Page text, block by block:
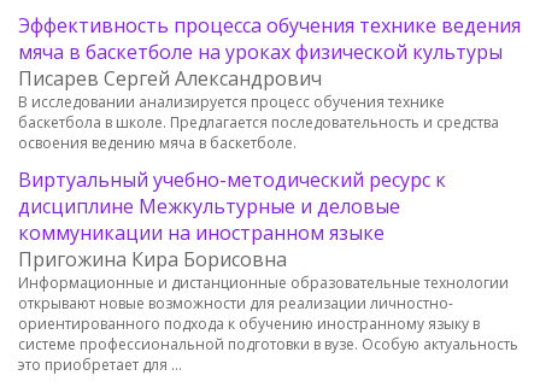
Эффективность процесса обучения технике ведения
мяча в баскетболе на уроках физической культуры
Писарев Сергей Александрович
В исследовании анализируется процесс обучения технике
баскетбола в школе. Предлагается последовательность и средства
освоения ведению мяча в баскетболе.
Виртуальный учебно-методический ресурс к
дисциплине Межкультурные и деловые
коммуникации на иностранном языке
Пригожина Кира Борисовна
Информационные и дистанционные образовательные технологии
открывают новые возможности для реализации личностно-
ориентированного подхода к обучению иностранному языку в
системе профессиональной подготовки в вузе. Особую актуальность
это приобретает для …